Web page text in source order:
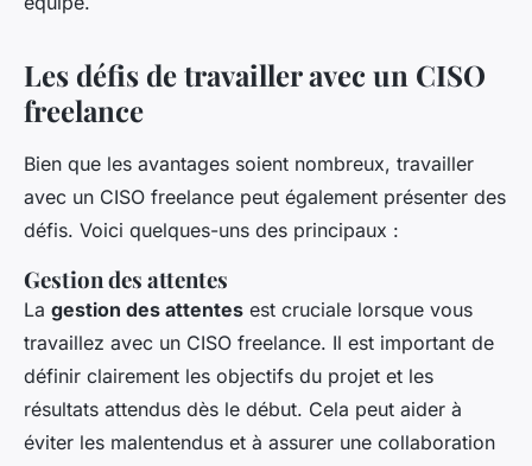
Les défis de travailler avec un CISO
freelance
Bien que les avantages soient nombreux, travailler
avec un CISO freelance peut également présenter des
défis. Voici quelques-uns des principaux :
Gestion des attentes
La gestion des attentes est cruciale lorsque vous
travaillez avec un CISO freelance. Il est important de
définir clairement les objectifs du projet et les
résultats attendus dès le début. Cela peut aider à
éviter les malentendus et à assurer une collaboration